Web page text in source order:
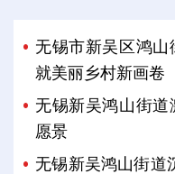
无锡市新吴区鸿
就美丽乡村新画卷
无锡新吴鸿山街
愿景
无锡新吴鸿山街道